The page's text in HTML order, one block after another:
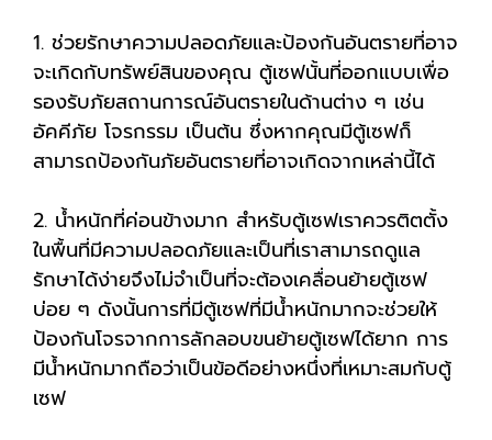
1. ช่วยรักษาความปลอดภัยและป้องกันอันตรายที่อาจ
จะเกิดกับทรัพย์สินของคุณ ตู้เซฟนั้นที่ออกแบบเพื่อ
รองรับภัยสถานการณ์อันตรายในด้านต่าง ๆ เช่น
อัคคีภัย โจรกรรม เป็นต้น ซึ่งหากคุณมีตู้เซฟก็
สามารถป้องกันภัยอันตรายที่อาจเกิดจากเหล่านี้ได้
2. น้ำหนักที่ค่อนข้างมาก สำหรับตู้เซฟเราควรติตตั้ง
ในพื้นที่มีความปลอดภัยและเป็นที่เราสามารถดูแล
รักษาได้ง่ายจึงไม่จำเป็นที่จะต้องเคลื่อนย้ายตู้เซฟ
บ่อย ๆ ดังนั้นการที่มีตู้เซฟที่มีน้ำหนักมากจะช่วยให้
ป้องกันโจรจากการลักลอบขนย้ายตู้เซฟได้ยาก การ
มีน้ำหนักมากถือว่าเป็นข้อดีอย่างหนึ่งที่เหมาะสมกับตู้
เซฟ